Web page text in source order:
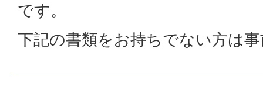
です。
下記の書類をお持ちでない方は